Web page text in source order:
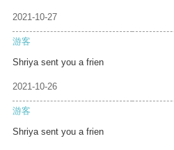
2021-10-27
游客
Shriya sent you a frien
2021-10-26
游客
Shriya sent you a frien